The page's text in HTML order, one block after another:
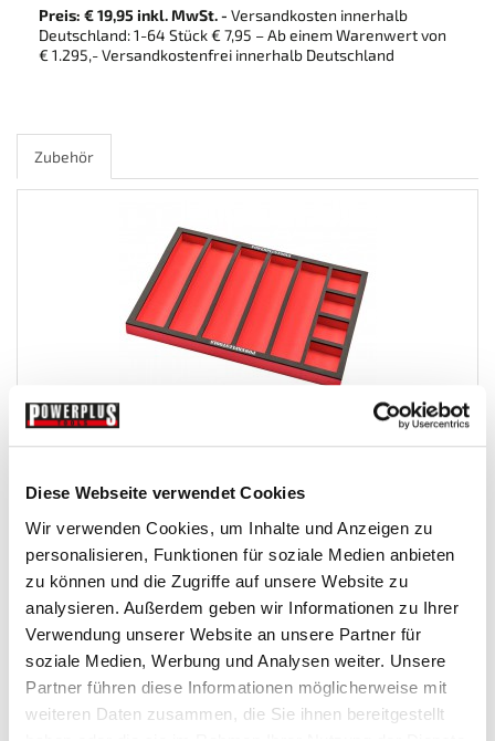
Diese Webseite verwendet Cookies
Wir verwenden Cookies, um Inhalte und Anzeigen zu
personalisieren, Funktionen für soziale Medien anbieten
zu können und die Zugriffe auf unsere Website zu
analysieren. Außerdem geben wir Informationen zu Ihrer
Verwendung unserer Website an unsere Partner für
soziale Medien, Werbung und Analysen weiter. Unsere
Partner führen diese Informationen möglicherweise mit
weiteren Daten zusammen, die Sie ihnen bereitgestellt
Preis: € 19,95 inkl. MwSt. - Versandkosten innerhalb
Deutschland: 1-64 Stück € 7,95 – Ab einem Warenwert von
€ 1.295,- Versandkostenfrei innerhalb Deutschland
Zubehör
Schaumstoffeinlage - EVA-Werkzeugeinlage -...
Einsaetze-Fuer-Werkstattwagen
€ 14,95
Gewicht: 0.15 kg
Inkl. MwSt. zzgl.Versandkosten
Auf Lager